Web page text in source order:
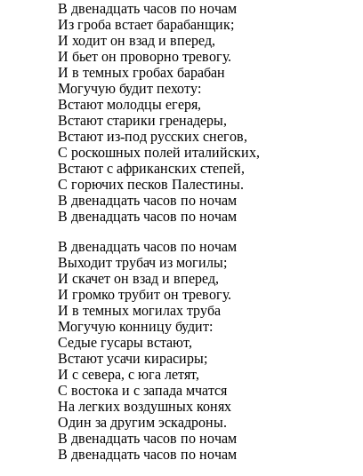
В двенадцать часов по ночам
Из гроба встает барабанщик;
И ходит он взад и вперед,
И бьет он проворно тревогу.
И в темных гробах барабан
Могучую будит пехоту:
Встают молодцы егеря,
Встают старики гренадеры,
Встают из-под русских снегов,
С роскошных полей италийских,
Встают с африканских степей,
С горючих песков Палестины.
В двенадцать часов по ночам
В двенадцать часов по ночам
В двенадцать часов по ночам
Выходит трубач из могилы;
И скачет он взад и вперед,
И громко трубит он тревогу.
И в темных могилах труба
Могучую конницу будит:
Седые гусары встают,
Встают усачи кирасиры;
И с севера, с юга летят,
С востока и с запада мчатся
На легких воздушных конях
Один за другим эскадроны.
В двенадцать часов по ночам
В двенадцать часов по ночам